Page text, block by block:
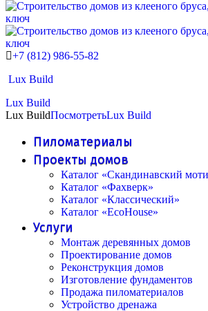
+7 (812) 986-55-82
Lux Build
Lux Build
Lux BuildПосмотретьLux Build
Пиломатериалы
Проекты домов
Каталог «Скандинавский
Каталог «Фахверк»
Каталог «Классический»
Каталог «EcoHouse»
Услуги
Монтаж деревянных домов
Проектирование домов
Реконструкция домов
Изготовление фундаментов
Продажа пиломатериалов
Устройство дренажа